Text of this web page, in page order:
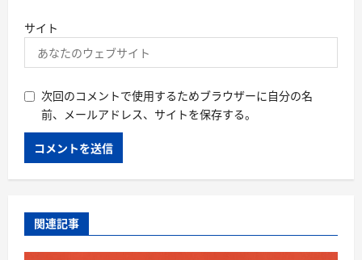
サイト
次回のコメントで使用するためブラウザーに自分の名
前、メールアドレス、サイトを保存する。
関連記事